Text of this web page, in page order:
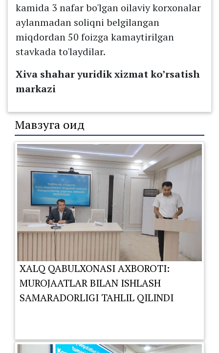
kamida 3 nafar bo'lgan oilaviy korxonalar
aylanmadan soliqni belgilangan
miqdordan 50 foizga kamaytirilgan
stavkada to'laydilar.
Xiva shahar yuridik xizmat ko’rsatish
markazi
Мавзуга оид
XALQ QABULXONASI AXBOROTI:
MUROJAATLAR BILAN ISHLASH
SAMARADORLIGI TAHLIL QILINDI